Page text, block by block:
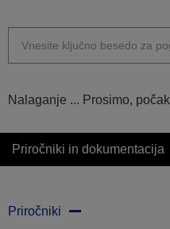
Nalaganje ... Prosimo,
Priročniki in dokumentacija
Priročniki